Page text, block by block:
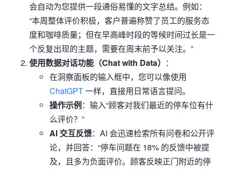
会自动为您提供一段通俗易懂的文字总结。例如：
“本周整体评价积极，客户普遍称赞了员工的服务态
度和咖啡质量；但在早高峰时段的等候时间过长是一
个反复出现的主题，需要在周末前予以关注。”
使用数据对话功能（Chat with Data） ：
在洞察面板的输入框中，您可以像使用
ChatGPT一样，直接用日常语言提问。
操作示例：输入“顾客对我们最近的停车位有什
么评价？”
AI 交互反馈：AI 会迅速检索所有问卷和公开评
论，并回答：“停车问题在 18% 的反馈中被提
及，且多为负面评价。顾客反映正门附近的停